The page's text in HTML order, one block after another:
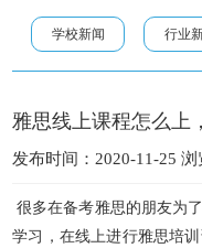
学校新闻 行业
雅思线上课程怎么上
发布时间：2020-11-25 浏
很多在备考雅思的朋友为
学习，在线上进行雅思培